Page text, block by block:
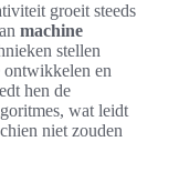
groeit steeds
machine
stellen
ontwikkelen en
hen de
wat leidt
niet zouden